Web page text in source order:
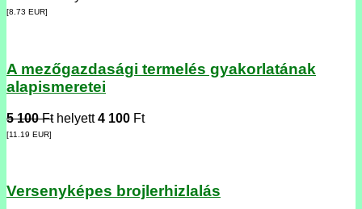
[8.73 EUR]
A mezőgazdasági termelés gyakorlatának
alapismeretei
5 100 Fthelyett4 100 Ft
[11.19 EUR]
Versenyképes brojlerhizlalás